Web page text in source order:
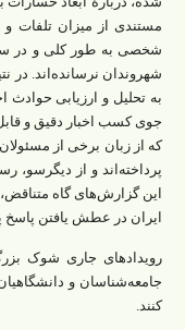
مستندی از میزان تلفات
شخصی به‌ طور کلی و در
شهروندان نرسانده‌اند. در
به تحلیل و ارزیابی
جوی کسب اخبار دقیق و
که از زبان برخی از
پرداخته‌اند و از دیگرسو،
این گزارش‌های گاه
ایران در عطش یافتن
رویدادهای جاری شوک
جامعه‌شناسان و
کنند.